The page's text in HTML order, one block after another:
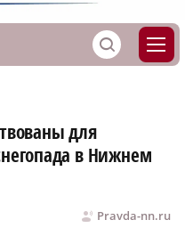
S
для
в Нижнем
Pravda-nn.ru